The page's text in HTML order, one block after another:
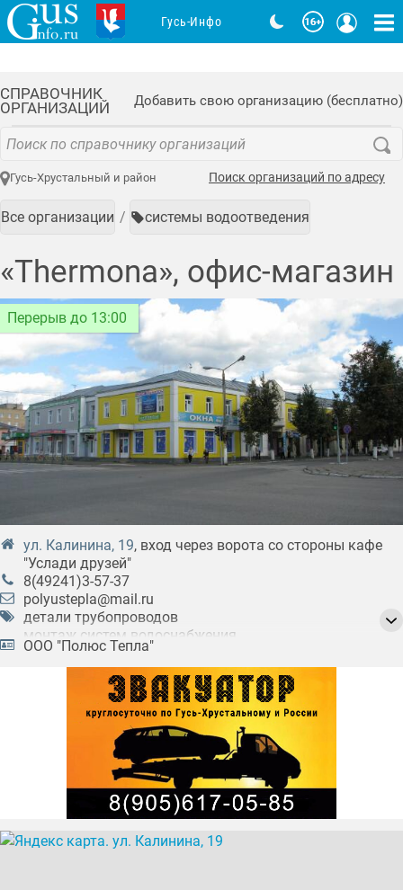
СПРАВОЧНИК
ОРГАНИЗАЦИЙ
Добавить свою организацию (бесплатно)
Гусь-Хрустальный и район Поиск организаций по адресу
Все организации системы водоотведения
«Thermona», офис-магазин
Перерыв до 13:00
ул. Калинина, 19, вход через ворота со стороны кафе
"Услади друзей"
8(49241)3-57-37
polyustepla@mail.ru
детали трубопроводов
монтаж систем водоснабжения
монтаж систем отопления
отопительное оборудование
системы водоотведения
системы отопления
ООО "Полюс Тепла"
Гусь-Инфо